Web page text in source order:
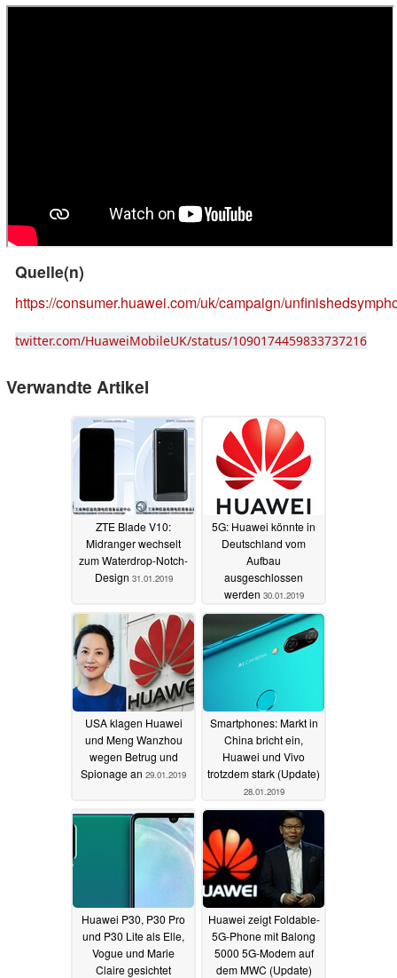
Quelle(n)
https://consumer.huawei.com/uk/campaign/
twitter.com/HuaweiMobileUK/status/1090174459833737216
Verwandte Artikel
ZTE Blade V10:
Midranger wechselt
zum Waterdrop-Notch-
Design 31.01.2019
5G: Huawei könnte in
Deutschland vom
Aufbau
ausgeschlossen
werden 30.01.2019
USA klagen Huawei
und Meng Wanzhou
wegen Betrug und
Spionage an 29.01.2019
Smartphones: Markt in
China bricht ein,
Huawei und Vivo
trotzdem stark (Update)
28.01.2019
Huawei P30, P30 Pro
und P30 Lite als Elle,
Vogue und Marie
Claire gesichtet
Huawei zeigt Foldable-
5G-Phone mit Balong
5000 5G-Modem auf
dem MWC (Update)